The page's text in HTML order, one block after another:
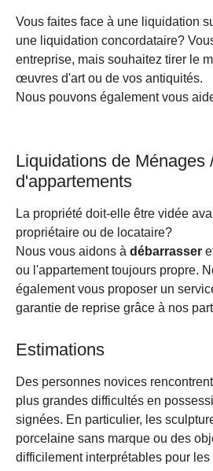
Vous faites face à une liquidation
une liquidation concordataire?
entreprise, mais souhaitez tirer le
œuvres d'art ou de vos antiquités.
Nous pouvons également vous
Liquidations de Ménages
d'appartements
La propriété doit-elle être vidée
propriétaire ou de locataire?
Nous vous aidons à débarrasser
ou l'appartement toujours propre.
également vous proposer un
garantie de reprise grâce à nos
Estimations
Des personnes novices
plus grandes difficultés en
signées. En particulier, les
porcelaine sans marque ou des
difficilement interprétables pour les